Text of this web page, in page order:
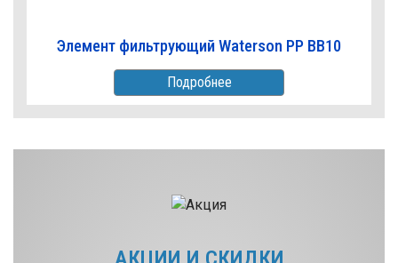
Элемент фильтрующий Waterson PP BB10
Подробнее